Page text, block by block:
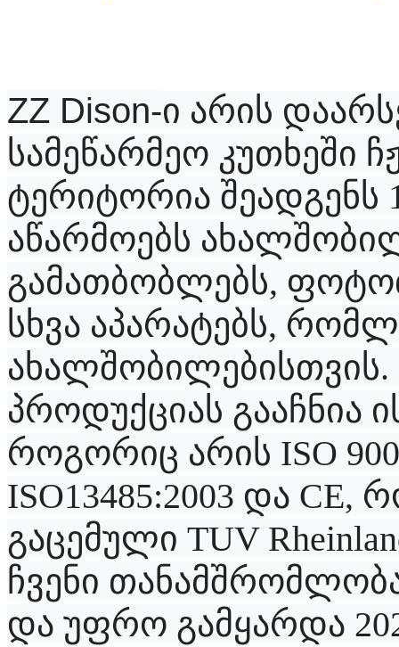
ZZ Dison-ი არის
სამეწარმეო კუთხეში
ტერიტორია შეადგენს
აწარმოებს
გამათბობლებს,
სხვა აპარატებს,
ახალშობილებისთვის.
პროდუქციას გააჩნია
როგორიც არის ISO
ISO13485:2003 და CE,
გაცემული TUV
ჩვენი
და უფრო გამყარდა